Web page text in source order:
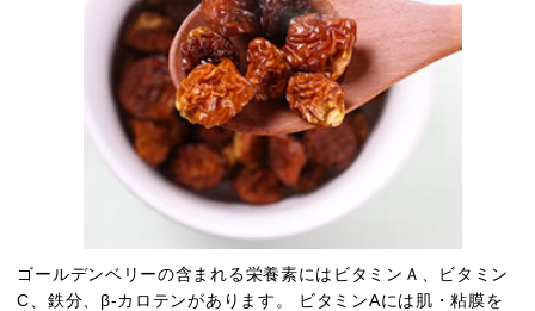
ゴールデンベリーの含まれる栄養素にはビタミンＡ、ビタミン
C、鉄分、β-カロテンがあります。 ビタミンAには肌・粘膜を